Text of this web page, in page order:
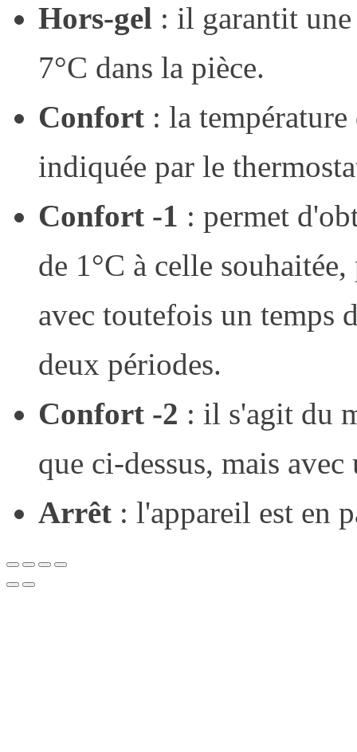
Hors-gel : il garantit une
7°C dans la pièce.
Confort : la
indiquée par le
Confort -1 : permet
de 1°C à celle
avec toutefois un temps
deux périodes.
Confort -2 : il s'agit du
que ci-dessus, mais
Arrêt : l'appareil est en